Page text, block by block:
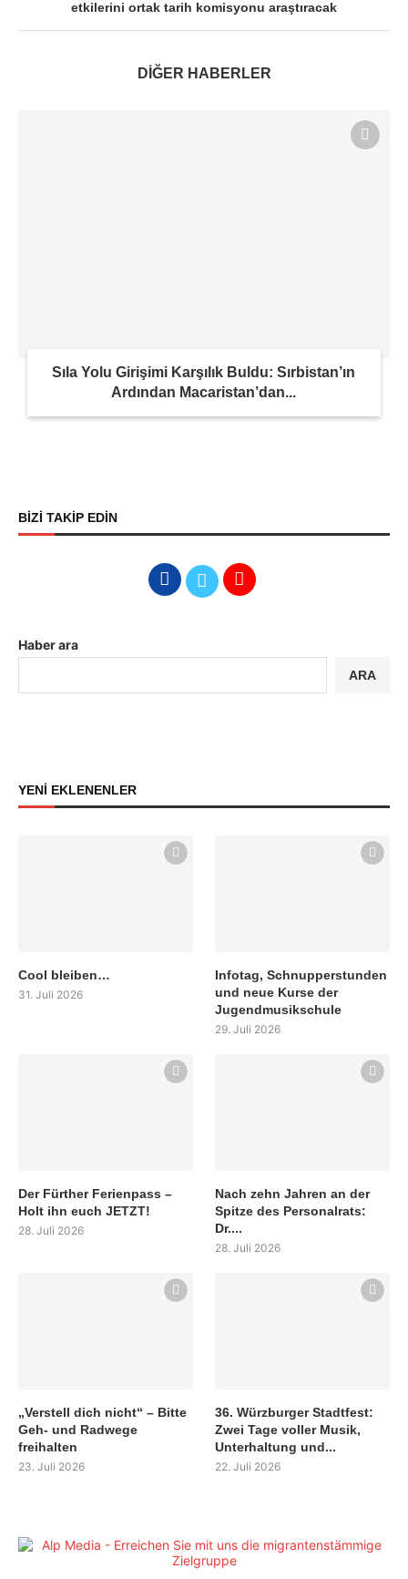
etkilerini ortak tarih komisyonu araştıracak
DİĞER HABERLER
Sıla Yolu Girişimi Karşılık Buldu: Sırbistan’ın
Ardından Macaristan’dan...
BİZİ TAKİP EDİN
Haber ara
ARA
YENİ EKLENENLER
Cool bleiben…
31. Juli 2026
Infotag, Schnupperstunden
und neue Kurse der
Jugendmusikschule
29. Juli 2026
Der Fürther Ferienpass –
Holt ihn euch JETZT!
28. Juli 2026
Nach zehn Jahren an der
Spitze des Personalrats:
Dr....
28. Juli 2026
„Verstell dich nicht“ – Bitte
Geh- und Radwege
freihalten
23. Juli 2026
36. Würzburger Stadtfest:
Zwei Tage voller Musik,
Unterhaltung und...
22. Juli 2026